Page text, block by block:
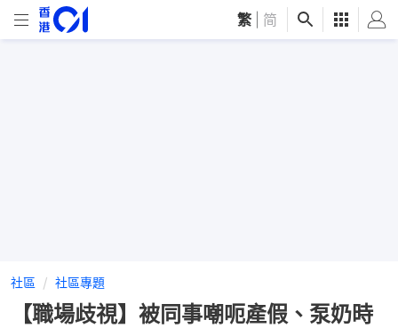
繁 简
社區 社區專題
【職場歧視】被同事嘲呃產假、泵奶時